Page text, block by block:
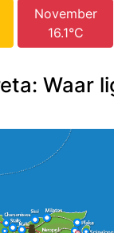
November
16.1°C
Waar